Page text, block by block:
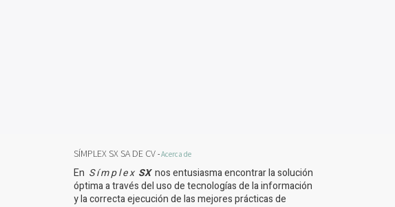
SÍMPLEX SX SA DE CV -Acerca de
En S í m p l e x S​Xnos entusiasma encontrar la solución
óptima a través del uso de tecnologías de la información
y la correcta ejecución de las mejores prácticas de